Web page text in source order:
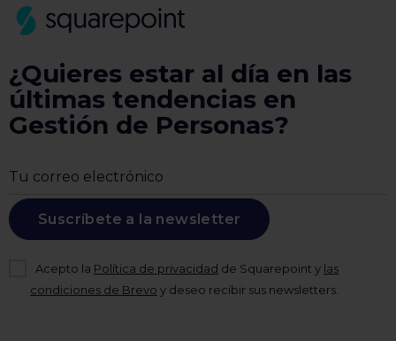
¿Quieres estar al día en las
últimas tendencias en
Gestión de Personas?
Suscríbete a la newsletter
Acepto la Política de privacidad de Squarepoint y las
condiciones de Brevo y deseo recibir sus newsletters.